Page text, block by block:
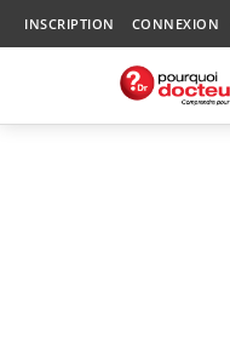
INSCRIPTION CONNEXION